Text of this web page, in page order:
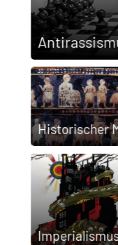
Historischer